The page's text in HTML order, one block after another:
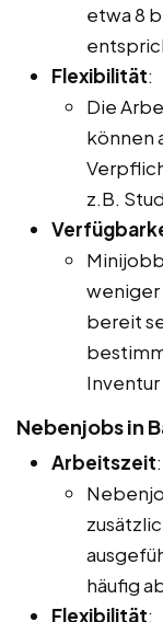
etwa 8
Flexibilität:
Die
können
z.B.
weniger
bereit
Nebenjobs in
Arbeitszeit:
häufig
Flexibilität: